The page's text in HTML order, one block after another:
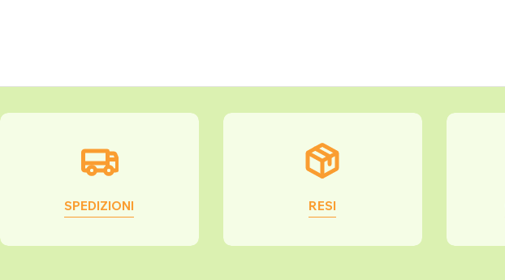
SPEDIZIONI RESI